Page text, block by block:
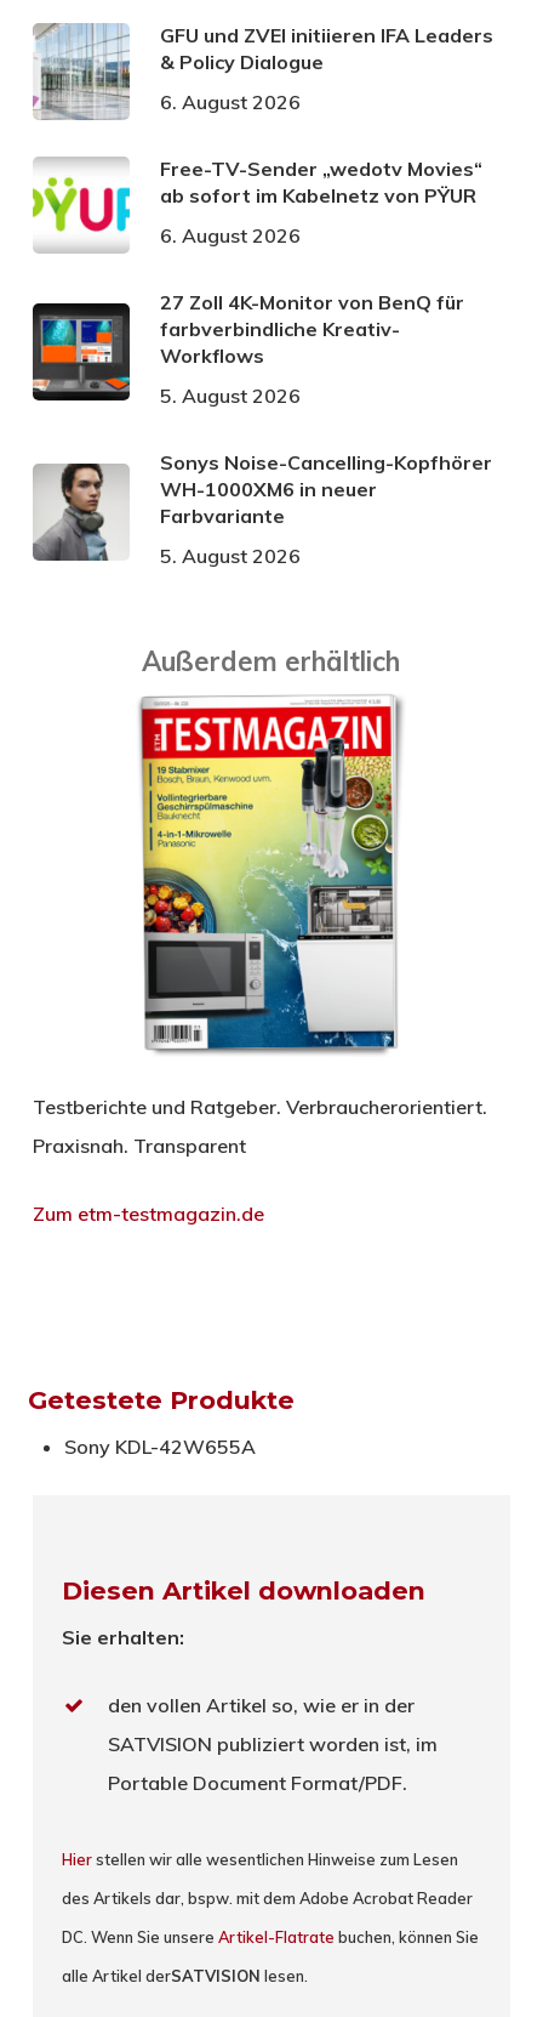
GFU und ZVEI initiieren IFA Leaders
& Policy Dialogue
6. August 2026
Free-TV-Sender „wedotv Movies“
ab sofort im Kabelnetz von PŸUR
6. August 2026
27 Zoll 4K-Monitor von BenQ für
farbverbindliche Kreativ-
Workflows
5. August 2026
Sonys Noise-Cancelling-Kopfhörer
WH-1000XM6 in neuer
Farbvariante
5. August 2026
Außerdem erhältlich
Testberichte und Ratgeber. Verbraucherorientiert.
Praxisnah. Transparent
Zum etm-testmagazin.de
Getestete Produkte
Sony KDL-42W655A
Diesen Artikel downloaden
Sie erhalten:
den vollen Artikel so, wie er in der
SATVISION publiziert worden ist, im
Portable Document Format/PDF.
Hierstellen wir alle wesentlichen Hinweise zum Lesen
des Artikels dar, bspw. mit dem Adobe Acrobat Reader
DC. Wenn Sie unsereArtikel-Flatrate buchen, können Sie
alle Artikel derSATVISION lesen.